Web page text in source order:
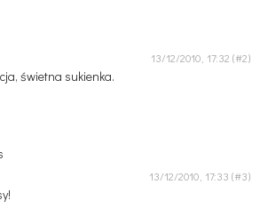
13/12/2010, 17:32
świetna sukienka.
13/12/2010, 17:33